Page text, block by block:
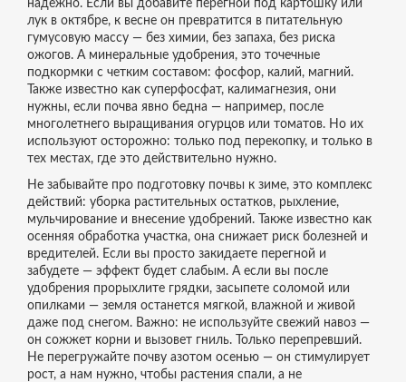
надежно. Если вы добавите перегной под картошку или
лук в октябре, к весне он превратится в питательную
гумусовую массу — без химии, без запаха, без риска
ожогов. А минеральные удобрения, это точечные
подкормки с четким составом: фосфор, калий, магний.
Также известно как суперфосфат, калимагнезия, они
нужны, если почва явно бедна — например, после
многолетнего выращивания огурцов или томатов. Но их
используют осторожно: только под перекопку, и только в
тех местах, где это действительно нужно.
Не забывайте про подготовку почвы к зиме, это комплекс
действий: уборка растительных остатков, рыхление,
мульчирование и внесение удобрений. Также известно как
осенняя обработка участка, она снижает риск болезней и
вредителей. Если вы просто закидаете перегной и
забудете — эффект будет слабым. А если вы после
удобрения прорыхлите грядки, засыпете соломой или
опилками — земля останется мягкой, влажной и живой
даже под снегом.Важно: не используйте свежий навоз —
он сожжет корни и вызовет гниль. Только перепревший.
Не перегружайте почву азотом осенью — он стимулирует
рост, а нам нужно, чтобы растения спали, а не